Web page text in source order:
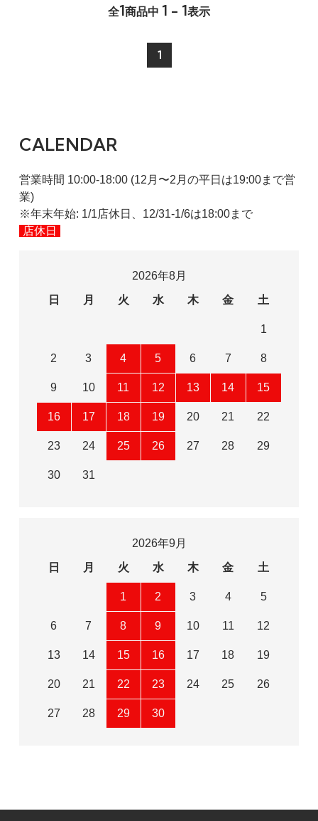
全1商品中 1 - 1表示
1
CALENDAR
営業時間 10:00-18:00 (12月〜2月の平日は19:00まで営
業)
※年末年始: 1/1店休日、12/31-1/6は18:00まで
店休日
2026年8月
日
月 火 水 木 金 土
1
2 3 4 5 6 7 8
9 10 11 12 13 14 15
16 17 18 19 20 21 22
23 24 25 26 27 28 29
30 31
2026年9月
日
月 火 水 木 金 土
1 2 3 4 5
6 7 8 9 10 11 12
13 14 15 16 17 18 19
20 21 22 23 24 25 26
27 28 29 30